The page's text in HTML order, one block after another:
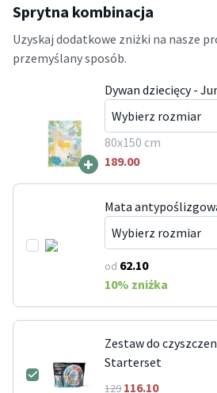
Sprytna kombinacja
Uzyskaj dodatkowe zniżki na nasze
przemyślany sposób.
+
Dywan dziecięcy -
80x150 cm
189.00
Mata
od 62.10
10% zniżka
Zestaw do
Starterset
129116.10